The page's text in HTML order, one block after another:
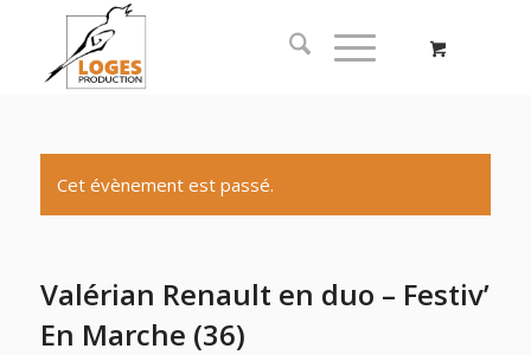
Cet évènement est passé.
Valérian Renault en duo – Festiv’
En Marche (36)